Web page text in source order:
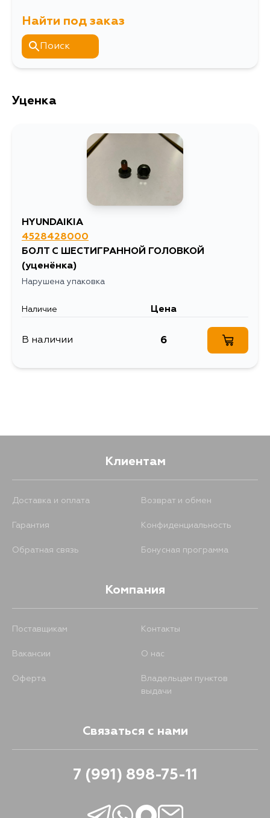
Кузов
Найти под заказ
Поиск
Уценка
HYUNDAIKIA
4528428000
БОЛТ С ШЕСТИГРАННОЙ ГОЛОВКОЙ
(уценёнка)
Нарушена упаковка
Наличие Цена
В наличии 6
Клиентам
Доставка и оплата Возврат и обмен
Гарантия Конфиденциальность
Обратная связь Бонусная программа
Компания
Поставщикам Контакты
Вакансии О нас
Оферта
Владельцам пунктов
выдачи
Связаться с нами
7 (991) 898-75-11